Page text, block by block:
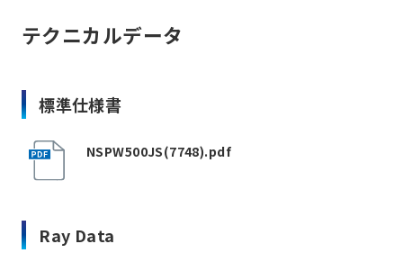
テクニカルデータ
標準仕様書
NSPW500JS(7748).pdf
Ray Data